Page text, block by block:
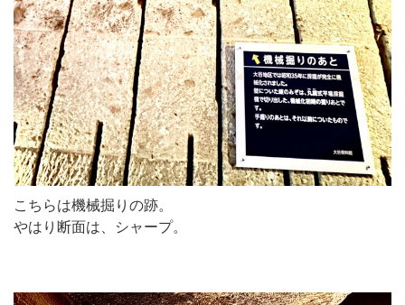
こちらは機械掘りの跡。
やはり断面は、シャープ。